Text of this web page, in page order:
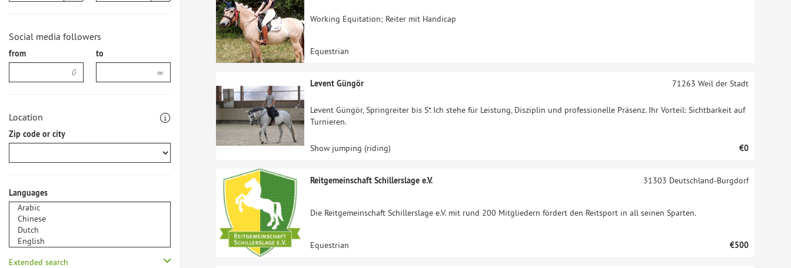
Social media followers
from to
Location
Zip code or city
Languages
Extended search
Working Equitation; Reiter mit Handicap
Equestrian
Levent Güngör
Levent Güngör, Springreiter bis S*. Ich stehe für Leistung, Disziplin und professionelle Präsenz. Ihr Vorteil: Sichtbarkeit auf
Turnieren.
71263 Weil der Stadt
Show jumping (riding) €0
Reitgemeinschaft Schillerslage e.V.
Die Reitgemeinschaft Schillerslage e.V. mit rund 200 Mitgliedern fördert den Reitsport in all seinen Sparten.
31303 Deutschland-Burgdorf
Equestrian €500